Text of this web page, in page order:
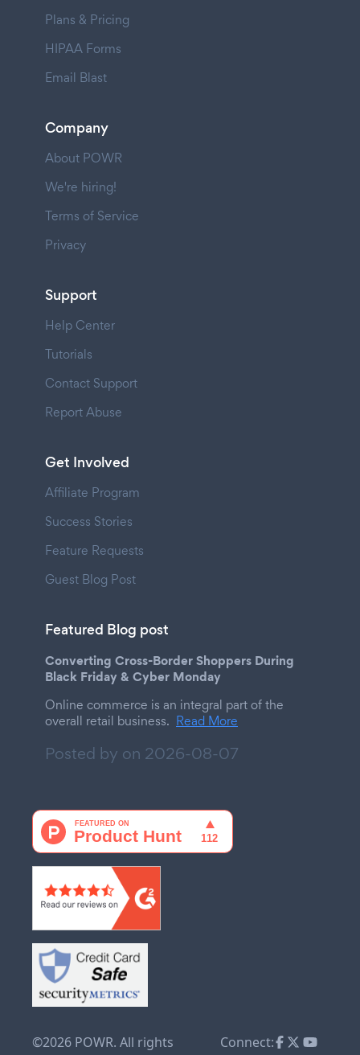
Plans & Pricing
HIPAA Forms
Email Blast
Company
About POWR
We're hiring!
Terms of Service
Privacy
Support
Help Center
Tutorials
Contact Support
Report Abuse
Get Involved
Affiliate Program
Success Stories
Feature Requests
Guest Blog Post
Featured Blog post
Converting Cross-Border Shoppers During
Black Friday & Cyber Monday
Online commerce is an integral part of the
overall retail business. Read More
Posted by on 2026-08-07
©2026 POWR. All rights
Connect: